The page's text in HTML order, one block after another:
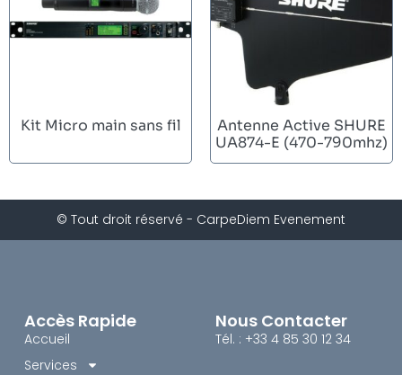
Kit Micro main sans fil
Antenne Active SHURE
UA874-E (470-790mhz)
© Tout droit réservé - CarpeDiem Evenement
Accès Rapide
Accueil
Services
Nous Contacter
Tél. : +33 4 85 30 12 34